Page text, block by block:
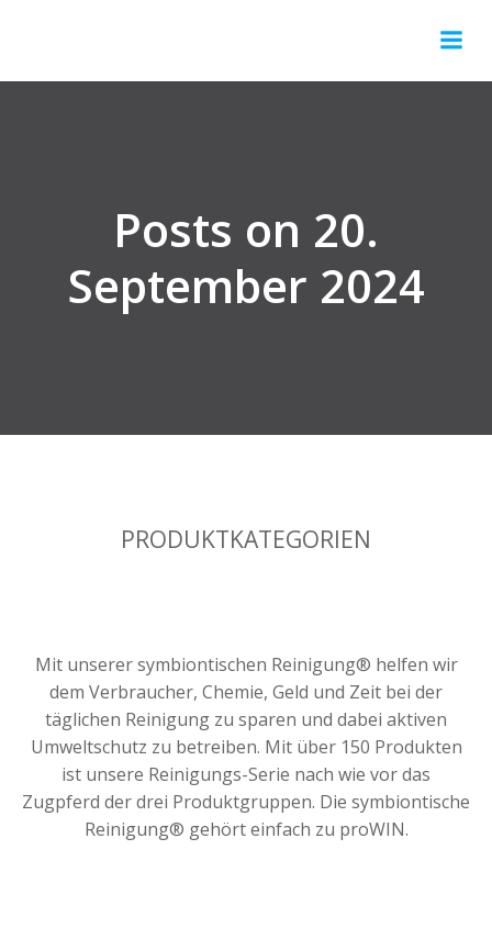
Posts on 20.
September 2024
PRODUKTKATEGORIEN
Mit unserer symbiontischen Reinigung® helfen wir
dem Verbraucher, Chemie, Geld und Zeit bei der
täglichen Reinigung zu sparen und dabei aktiven
Umweltschutz zu betreiben. Mit über 150 Produkten
ist unsere Reinigungs-Serie nach wie vor das
Zugpferd der drei Produktgruppen. Die symbiontische
Reinigung® gehört einfach zu proWIN.